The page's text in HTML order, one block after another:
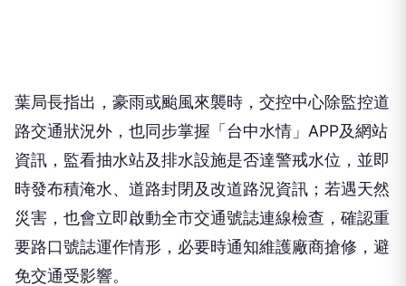
葉局長指出，豪雨或颱風來襲時，交控中心除監控道
路交通狀況外，也同步掌握「台中水情」APP及網站
資訊，監看抽水站及排水設施是否達警戒水位，並即
時發布積淹水、道路封閉及改道路況資訊；若遇天然
災害，也會立即啟動全市交通號誌連線檢查，確認重
要路口號誌運作情形，必要時通知維護廠商搶修，避
免交通受影響。